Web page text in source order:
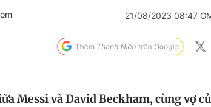
21/08/2023 08:47
Messi và David Beckham, cùng vợ